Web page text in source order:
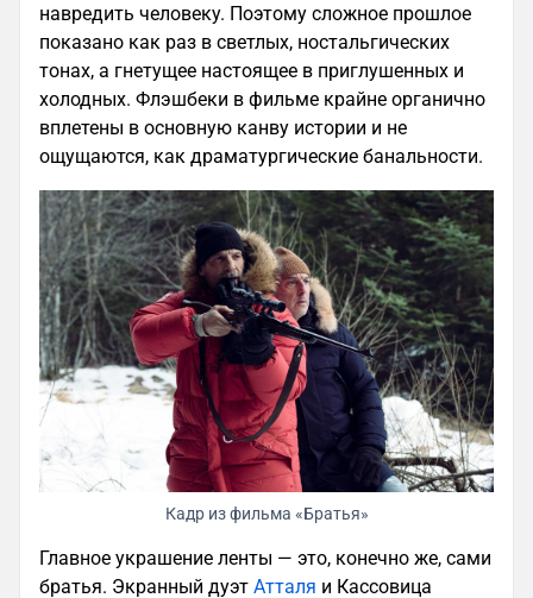
навредить человеку. Поэтому сложное прошлое
показано как раз в светлых, ностальгических
тонах, а гнетущее настоящее в приглушенных и
холодных. Флэшбеки в фильме крайне органично
вплетены в основную канву истории и не
ощущаются, как драматургические банальности.
Кадр из фильма «Братья»
Главное украшение ленты — это, конечно же, сами
братья. Экранный дуэт Атталя и Кассовица